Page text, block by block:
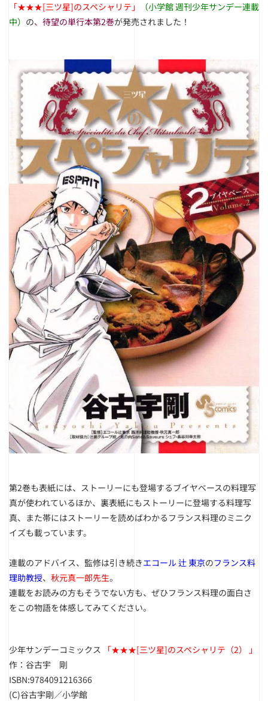
「★★★[三ツ星]のスペシャリテ」
（小学館 週刊少年サンデー連載
中） の、待望の単行本第2巻が発売されました！
第2巻も表紙には、ストーリーにも登場するブイヤベースの料理写
真が使われているほか、裏表紙にもストーリーに登場する料理写
真、また帯にはストーリーを読めばわかるフランス料理のミニク
イズも載っています。
連載のアドバイス、監修は引き続きエコール 辻 東京のフランス料
理助教授、 秋元真一郎先生。
連載をお読みの方もそうでない方も、ぜひフランス料理の面白さ
をこの物語を体感してみてください。
少年サンデーコミックス
「★★★[三ツ星]のスペシャリテ（2） 」
作：谷古宇 剛
ISBN:9784091216366
(C)谷古宇剛／小学館